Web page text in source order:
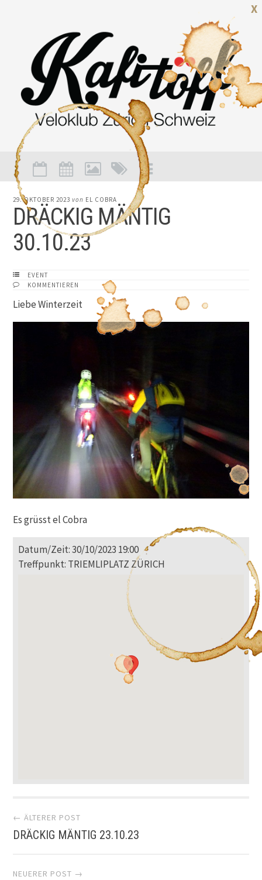
X
29. OKTOBER 2023 von EL COBRA
DRÄCKIG MÄNTIG
30.10.23
EVENT
KOMMENTIEREN
Liebe Winterzeit
Es grüsst el Cobra
Datum/Zeit: 30/10/2023 19:00
Treffpunkt: TRIEMLIPLATZ ZÜRICH
Artikel-
Navigation
← ÄLTERER POST
DRÄCKIG MÄNTIG 23.10.23
NEUERER POST →